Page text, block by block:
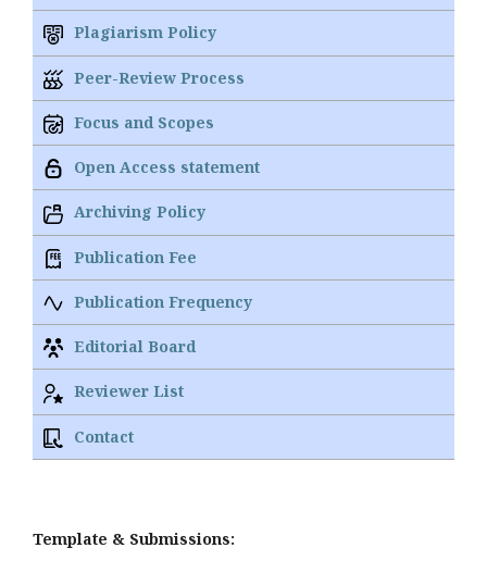
Plagiarism Policy
Peer-Review Process
Focus and Scopes
Open Access statement
Archiving Policy
Publication Fee
Publication Frequency
Editorial Board
Reviewer List
Contact
Template & Submissions: